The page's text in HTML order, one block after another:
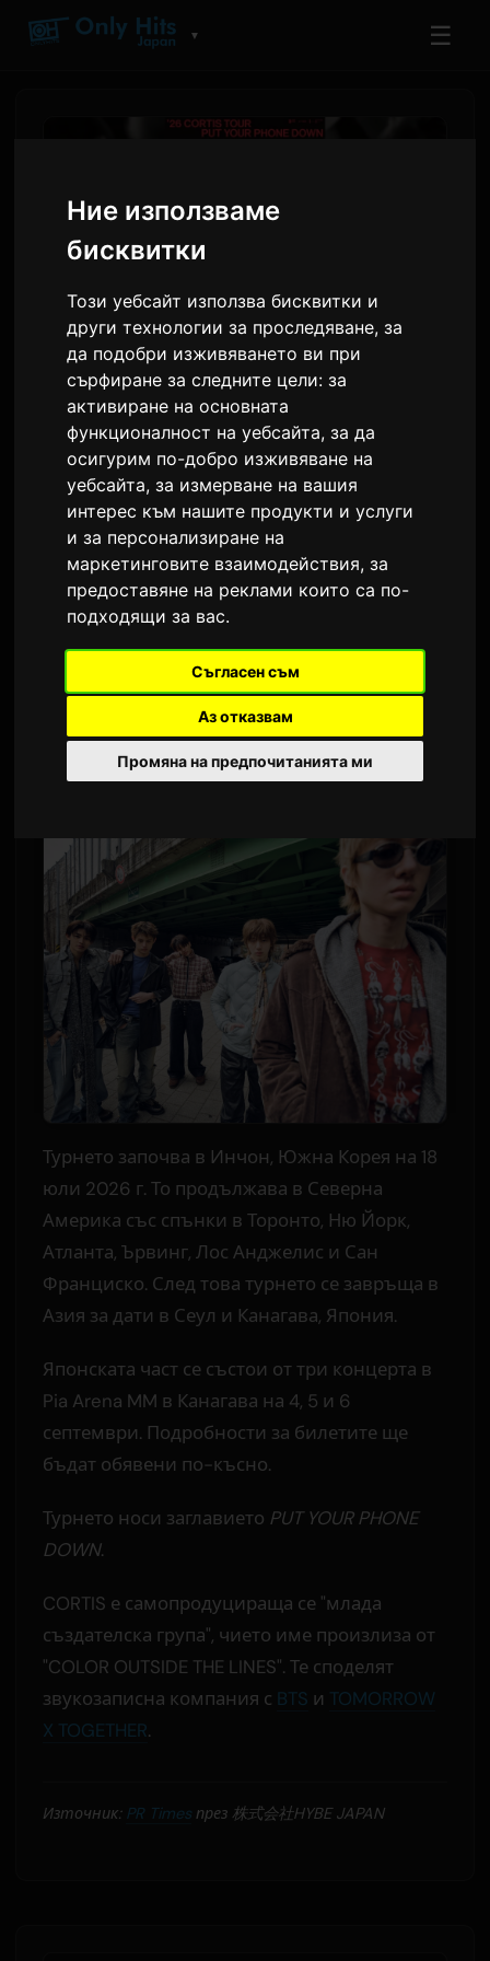
Ние използваме
бисквитки
Този уебсайт използва бисквитки и
други технологии за проследяване, за
да подобри изживяването ви при
сърфиране за следните цели:за
активиране на основната
функционалност на уебсайта,за да
осигурим по-добро изживяване на
уебсайта,за измерване на вашия
интерес към нашите продукти и услуги
и за персонализиране на
маркетинговите взаимодействия,за
предоставяне на реклами които са по-
подходящи за вас.
Съгласен съм
Аз отказвам
Промяна на предпочитанията ми
▼ ☰
CORTIS обявяват първото
си самостоятелно
световно турне 'PUT YOUR
PHONE DOWN'
Sam
2 юни 2026
Преведено от английски
3,249 просмотра
CORTIS ще отправят на първото си
самостоятелно световно турне през 2026 г.
Петчленната група, която дебютира
миналия август под шапката на BIGHIT
MUSIC, ще изнесе 13 концерта в девет града.
Турнето започва в Инчон, Южна Корея на 18
юли 2026 г. То продължава в Северна
Америка със спънки в Торонто, Ню Йорк,
Атланта, Ървинг, Лос Анджелис и Сан
Франциско. След това турнето се завръща в
Азия за дати в Сеул и Канагава, Япония.
Японската част се състои от три концерта в
Pia Arena MM в Канагава на 4, 5 и 6
септември. Подробности за билетите ще
бъдат обявени по-късно.
Турнето носи заглавието PUT YOUR PHONE
DOWN.
CORTIS е самопродуцираща се "млада
създателска група", чието име произлиза от
"COLOR OUTSIDE THE LINES". Те споделят
звукозаписна компания с BTS и TOMORROW
X TOGETHER.
Източник: PR Timesпрез 株式会社HYBE JAPAN